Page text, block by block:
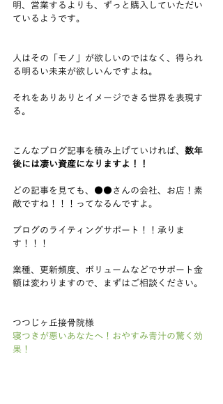
明、営業するよりも、ずっと購入していただい
ているようです。
人はその「モノ」が欲しいのではなく、得られ
る明るい未来が欲しいんですよね。
それをありありとイメージできる世界を表現す
る。
こんなブログ記事を積み上げていければ、 数年
後には凄い資産になりますよ！！
どの記事を見ても、●●さんの会社、お店！素
敵ですね！！！ってなるんですよ。
ブログのライティングサポート！！承りま
す！！！
業種、更新頻度、ボリュームなどでサポート金
額は変わりますので、まずはご相談ください。
つつじヶ丘接骨院様
寝つきが悪いあなたへ！おやすみ青汁の驚く効
果！